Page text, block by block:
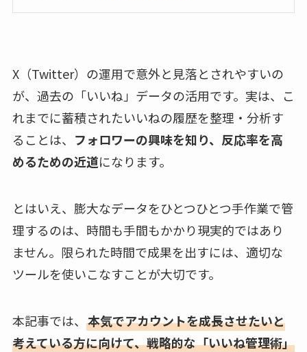
X（Twitter）の運用で意外と見落とされやすいの
が、過去の「いいね」データの活用です。実は、こ
れまでに蓄積されたいいねの履歴を整理・分析す
ることは、 フォロワーの興味を知り、反応率を高
めるための近道になります。
とはいえ、膨大なデータをひとつひとつ手作業で管
理するのは、時間も手間もかかり現実的ではあり
ません。限られた時間で成果を出すには、適切な
ツールを使いこなすことが大切です。
本記事では、 本気でアカウントを成長させたいと
考えている方に向けて、戦略的な「いいね管理術」